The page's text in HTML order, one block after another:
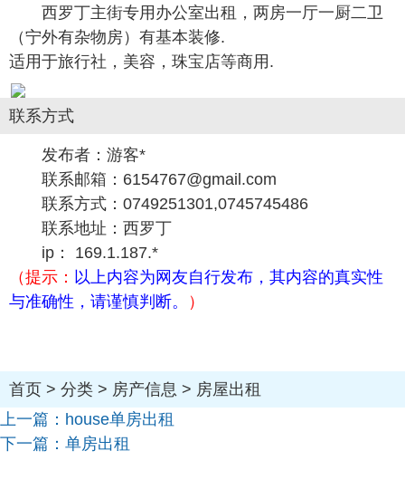
西罗丁主街专用办公室出租，两房一厅一厨二卫
（宁外有杂物房）有基本装修.
适用于旅行社，美容，珠宝店等商用.
联系方式
发布者：游客*
联系邮箱：6154767@gmail.com
联系方式：0749251301,0745745486
联系地址：西罗丁
ip： 169.1.187.*
（提示： 以上内容为网友自行发布，其内容的真实性
与准确性，请谨慎判断。
）
首页 > 分类 > 房产信息 > 房屋出租
上一篇： house单房出租
下一篇： 单房出租